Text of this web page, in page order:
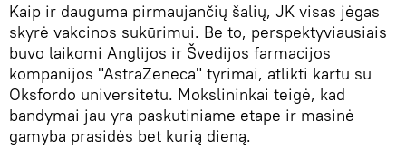
Kaip ir dauguma pirmaujančių šalių, JK visas jėgas
skyrė vakcinos sukūrimui. Be to, perspektyviausiais
buvo laikomi Anglijos ir Švedijos farmacijos
kompanijos "AstraZeneca" tyrimai, atlikti kartu su
Oksfordo universitetu. Mokslininkai teigė, kad
bandymai jau yra paskutiniame etape ir masinė
gamyba prasidės bet kurią dieną.